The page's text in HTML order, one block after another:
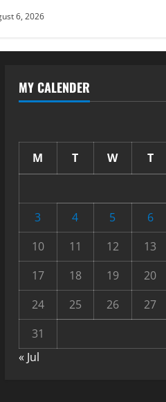
6, 2026
MY CALENDER
M T W T
3
4 5 6
10
11 12 13
17
18 19 20
24
25 26 27
31
« Jul